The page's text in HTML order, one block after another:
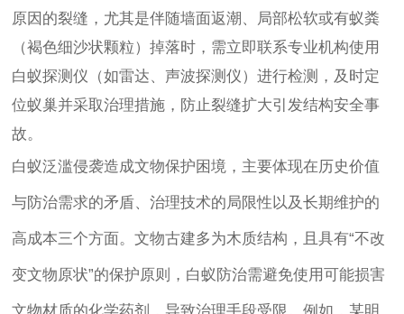
原因的裂缝，尤其是伴随墙面返潮、局部松软或有蚁粪
（褐色细沙状颗粒）掉落时，需立即联系专业机构使用
白蚁探测仪（如雷达、声波探测仪）进行检测，及时定
位蚁巢并采取治理措施，防止裂缝扩大引发结构安全事
故。
白蚁泛滥侵袭造成文物保护困境，主要体现在历史价值
与防治需求的矛盾、治理技术的局限性以及长期维护的
高成本三个方面。文物古建多为木质结构，且具有“不改
变文物原状”的保护原则，白蚁防治需避免使用可能损害